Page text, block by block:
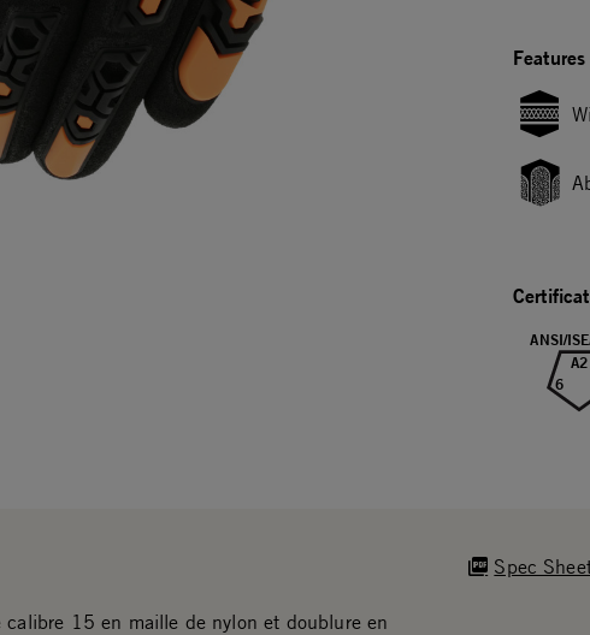
Features
ANSI/
A2
6
calibre 15 en maille de nylon et doublure en
Spec